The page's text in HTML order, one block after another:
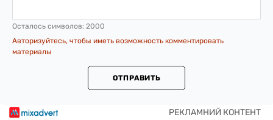
Осталось символов: 2000
Авторизуйтесь, чтобы иметь возможность комментировать
материалы
ОТПРАВИТЬ